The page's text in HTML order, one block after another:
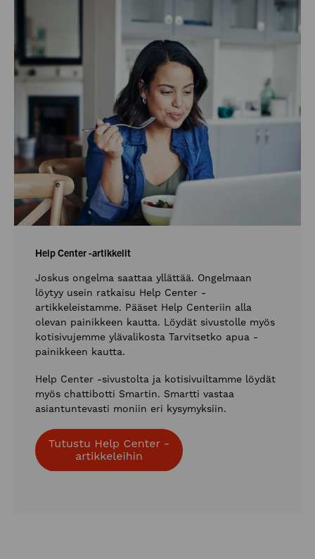
Help Center -artikkelit
Joskus ongelma saattaa yllättää. Ongelmaan
löytyy usein ratkaisu Help Center -
artikkeleistamme. Pääset Help Centeriin alla
olevan painikkeen kautta. Löydät sivustolle myös
kotisivujemme ylävalikosta Tarvitsetko apua -
painikkeen kautta.
Help Center -sivustolta ja kotisivuiltamme löydät
myös chattibotti Smartin. Smartti vastaa
asiantuntevasti moniin eri kysymyksiin.